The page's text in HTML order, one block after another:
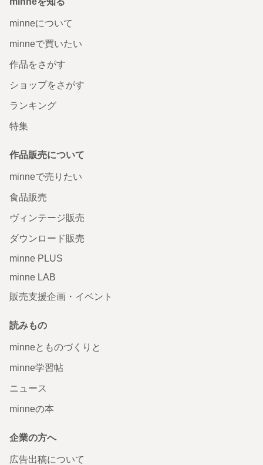
minneについて
minneで買いたい
作品をさがす
ショップをさがす
ランキング
特集
作品販売について
minneで売りたい
食品販売
ヴィンテージ販売
ダウンロード販売
minne PLUS
minne LAB
販売支援企画・イベント
読みもの
minneとものづくりと
minne学習帖
ニュース
minneの本
企業の方へ
広告出稿について